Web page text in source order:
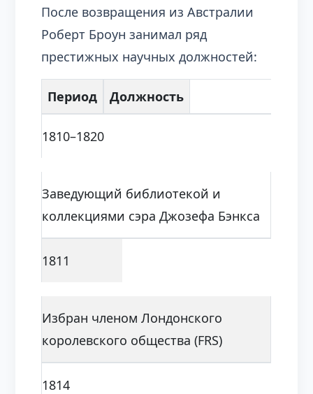
После возвращения из Австралии
Роберт Броун занимал ряд
престижных научных должностей:
Период Должность
1810–1820
Заведующий библиотекой и
коллекциями сэра Джозефа Бэнкса
1811
Избран членом Лондонского
королевского общества (FRS)
1814